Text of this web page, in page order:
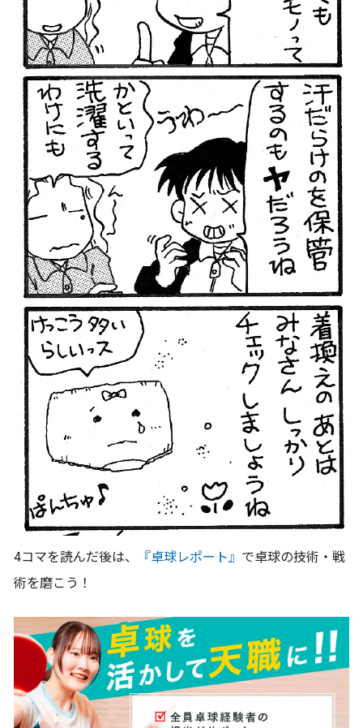
4コマを読んだ後は、 『卓球レポート』 で卓球の技術・戦
術を磨こう！